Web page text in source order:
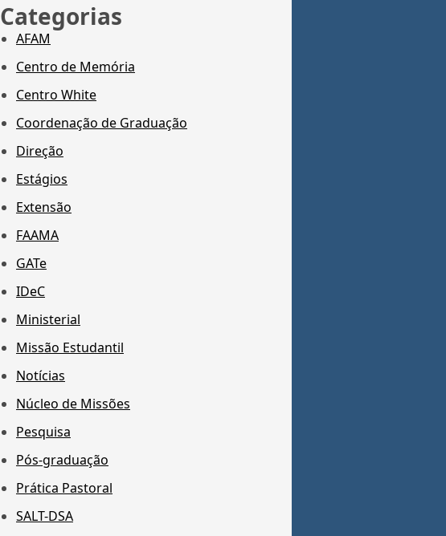
Categorias
AFAM
Centro de Memória
Centro White
Coordenação de Graduação
Direção
Estágios
Extensão
FAAMA
GATe
IDeC
Ministerial
Missão Estudantil
Notícias
Núcleo de Missões
Pesquisa
Pós-graduação
Prática Pastoral
SALT-DSA